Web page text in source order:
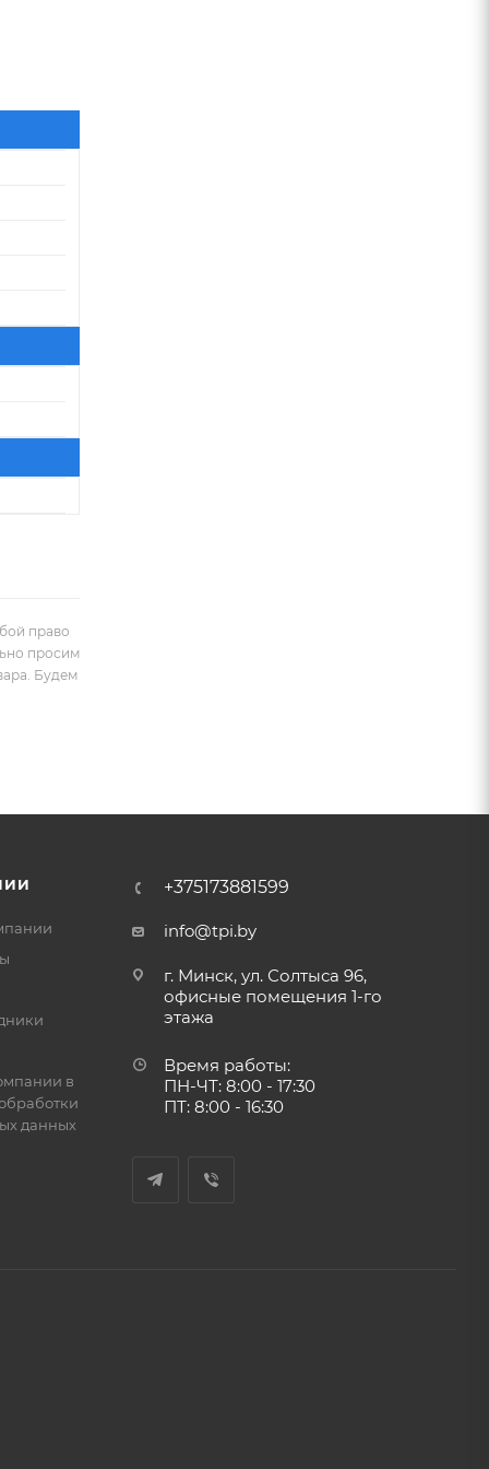
право
просим
Будем
в
данных
+375173881599
info@tpi.by
г. Минск, ул. Солтыса 96,
офисные помещения 1-го
этажа
Время работы:
ПН-ЧТ: 8:00 - 17:30
ПТ: 8:00 - 16:30